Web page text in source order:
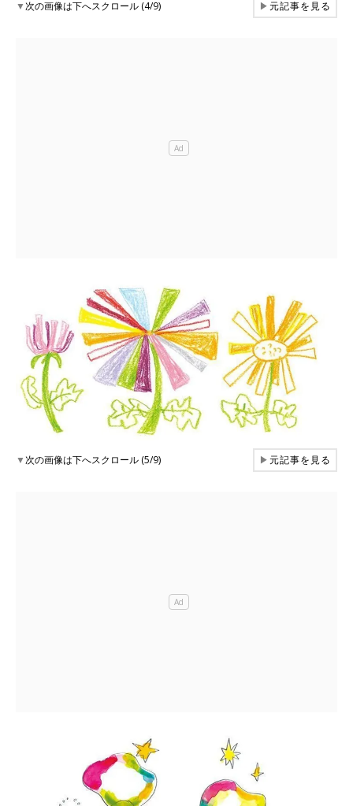
▼次の画像は下へスクロール (4/9) ▶元記事を見る
▼次の画像は下へスクロール (5/9) ▶元記事を見る